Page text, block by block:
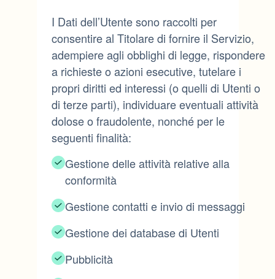
I Dati dell’Utente sono raccolti per
consentire al Titolare di fornire il Servizio,
adempiere agli obblighi di legge, rispondere
a richieste o azioni esecutive, tutelare i
propri diritti ed interessi (o quelli di Utenti o
di terze parti), individuare eventuali attività
dolose o fraudolente, nonché per le
seguenti finalità:
Gestione delle attività relative alla
conformità
Gestione contatti e invio di messaggi
Gestione dei database di Utenti
Pubblicità